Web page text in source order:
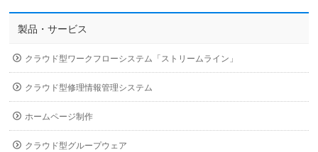
製品・サービス
クラウド型ワークフローシステム「ストリームライン」
クラウド型修理情報管理システム
ホームページ制作
クラウド型グループウェア